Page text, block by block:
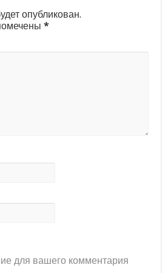
опубликован.
*
для вашего комментария